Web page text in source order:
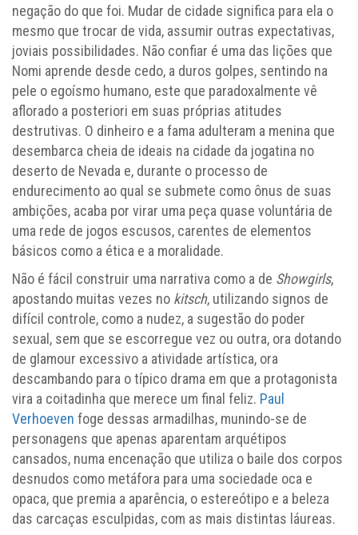
negação do que foi. Mudar de cidade significa para ela o
mesmo que trocar de vida, assumir outras expectativas,
joviais possibilidades. Não confiar é uma das lições que
Nomi aprende desde cedo, a duros golpes, sentindo na
pele o egoísmo humano, este que paradoxalmente vê
aflorado a posteriori em suas próprias atitudes
destrutivas. O dinheiro e a fama adulteram a menina que
desembarca cheia de ideais na cidade da jogatina no
deserto de Nevada e, durante o processo de
endurecimento ao qual se submete como ônus de suas
ambições, acaba por virar uma peça quase voluntária de
uma rede de jogos escusos, carentes de elementos
básicos como a ética e a moralidade.
Não é fácil construir uma narrativa como a de Showgirls,
apostando muitas vezes no kitsch, utilizando signos de
difícil controle, como a nudez, a sugestão do poder
sexual, sem que se escorregue vez ou outra, ora dotando
de glamour excessivo a atividade artística, ora
descambando para o típico drama em que a protagonista
vira a coitadinha que merece um final feliz. Paul
Verhoeven foge dessas armadilhas, munindo-se de
personagens que apenas aparentam arquétipos
cansados, numa encenação que utiliza o baile dos corpos
desnudos como metáfora para uma sociedade oca e
opaca, que premia a aparência, o estereótipo e a beleza
das carcaças esculpidas, com as mais distintas láureas.